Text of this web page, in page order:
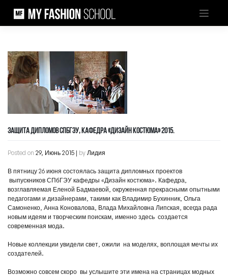
ЗАЩИТА ДИПЛОМОВ СПБГЭУ, КАФЕДРА «ДИЗАЙН КОСТЮМА» 2015.
Posted on 29, Июнь 2015 | by Лидия
В пятницу 26 июня состоялась защита дипломных проектов
выпускников СПбГЭУ кафедры «Дизайн костюма». Кафедра,
возглавляемая Еленой Бадмаевой, окруженная прекрасными опытными
педагогами и дизайнерами, такими как Владимир Бухинник, Ольга
Самоненко, Анна Коновалова, Влада Михайловна Липская, всегда рада
новым идеям и творческим поискам, именно здесь создается
современная мода.
Новые коллекции увидели свет, ожили на моделях, воплощая мечты их
создателей.
Возможно совсем скоро вы услышите эти имена на страницах модных